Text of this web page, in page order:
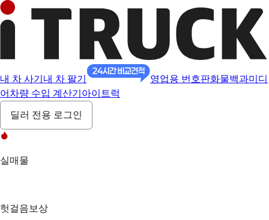
내 차 사기 내 차 팔기 영업용 번호판화물백과미디
어 차량 수입 계산기 아이트럭
딜러 전용 로그인
실매물
헛걸음보상